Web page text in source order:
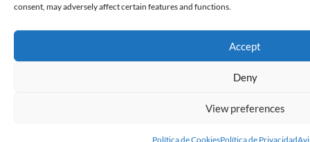
consent, may adversely affect certain features and functions.
Accept
Deny
View preferences
Política de CookiesPolítica de Privacidad